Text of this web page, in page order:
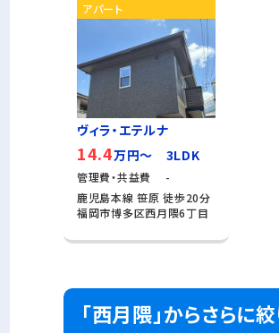
アパート
ヴィラ・エテルナ
14.4万円～ 3LDK
管理費・共益費 -
鹿児島本線 笹原 徒歩20分
福岡市博多区西月隈6丁目
「西月隈」からさらに